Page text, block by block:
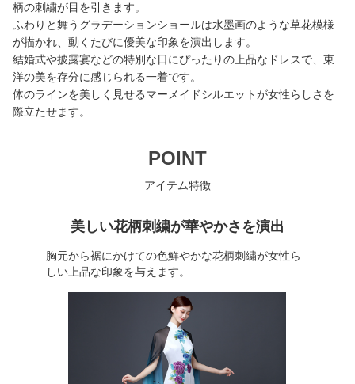
柄の刺繍が目を引きます。
ふわりと舞うグラデーションショールは水墨画のような草花模様
が描かれ、動くたびに優美な印象を演出します。
結婚式や披露宴などの特別な日にぴったりの上品なドレスで、東
洋の美を存分に感じられる一着です。
体のラインを美しく見せるマーメイドシルエットが女性らしさを
際立たせます。
POINT
アイテム特徴
美しい花柄刺繍が華やかさを演出
胸元から裾にかけての色鮮やかな花柄刺繍が女性ら
しい上品な印象を与えます。